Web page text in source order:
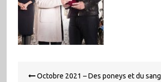
Octobre 2021 – Des poneys et du sang